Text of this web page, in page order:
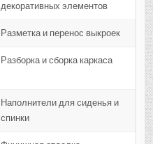
декоративных элементов
Разметка и перенос выкроек
Разборка и сборка каркаса
Наполнители для сиденья и
спинки